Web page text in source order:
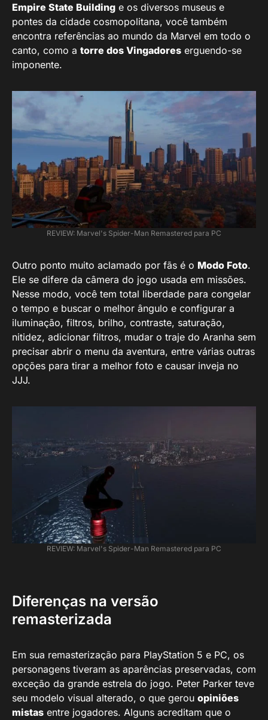
Empire State Building e os diversos museus e
pontes da cidade cosmopolitana, você também
encontra referências ao mundo da Marvel em todo o
canto, como a torre dos Vingadores erguendo-se
imponente.
REVIEW: Marvel's Spider-Man Remastered para PC
Outro ponto muito aclamado por fãs é o Modo Foto.
Ele se difere da câmera do jogo usada em missões.
Nesse modo, você tem total liberdade para congelar
o tempo e buscar o melhor ângulo e configurar a
iluminação, filtros, brilho, contraste, saturação,
nitidez, adicionar filtros, mudar o traje do Aranha sem
precisar abrir o menu da aventura, entre várias outras
opções para tirar a melhor foto e causar inveja no
JJJ.
REVIEW: Marvel's Spider-Man Remastered para PC
Diferenças na versão
remasterizada
Em sua remasterização para PlayStation 5 e PC, os
personagens tiveram as aparências preservadas, com
exceção da grande estrela do jogo. Peter Parker teve
seu modelo visual alterado, o que gerou opiniões
mistas entre jogadores. Alguns acreditam que o